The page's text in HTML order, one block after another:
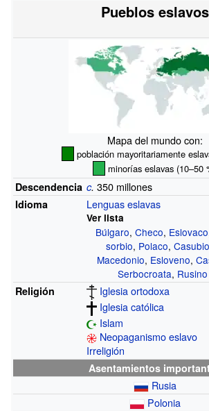
Pueblos eslavos
Mapa del mundo con:
población mayoritariamente
minorías eslavas (10–50
Descendencia c. 350 millones
Idioma Lenguas eslavas
Ver lista
Búlgaro,Checo, Eslovaco
sorbio, Polaco,Casubio
Macedonio, Esloveno,
Serbocroata, Rusino
Religión
Iglesia ortodoxa
Iglesia católica
Islam
Neopaganismo eslavo
Irreligión
Asentamientos
Rusia
Polonia